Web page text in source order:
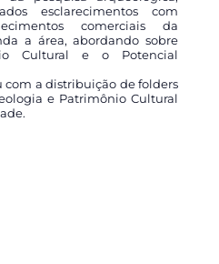
esclarecimentos com
comerciais da
a área, abordando sobre
Cultural e o Potencial
a distribuição de folders
e Patrimônio Cultural